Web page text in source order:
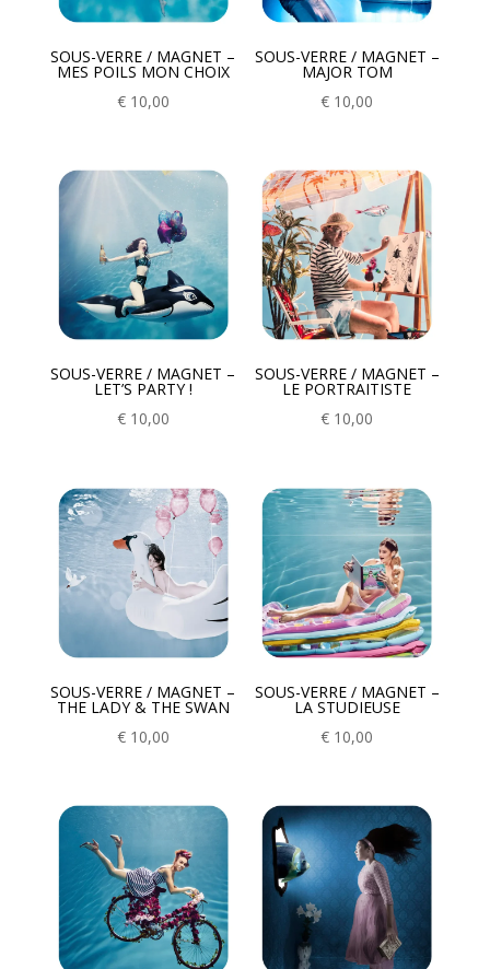
SOUS-VERRE / MAGNET –
MES POILS MON CHOIX
€10,00
SOUS-VERRE / MAGNET –
MAJOR TOM
€ 10,00
SOUS-VERRE / MAGNET –
LET’S PARTY !
€10,00
SOUS-VERRE / MAGNET –
LE PORTRAITISTE
€ 10,00
SOUS-VERRE / MAGNET –
THE LADY & THE SWAN
€10,00
SOUS-VERRE / MAGNET –
LA STUDIEUSE
€ 10,00